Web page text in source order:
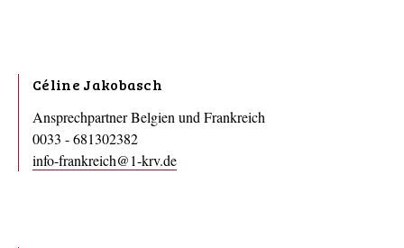
Céline Jakobasch
Ansprechpartner Belgien und Frankreich
0033 - 681302382
info-frankreich@1-krv.de